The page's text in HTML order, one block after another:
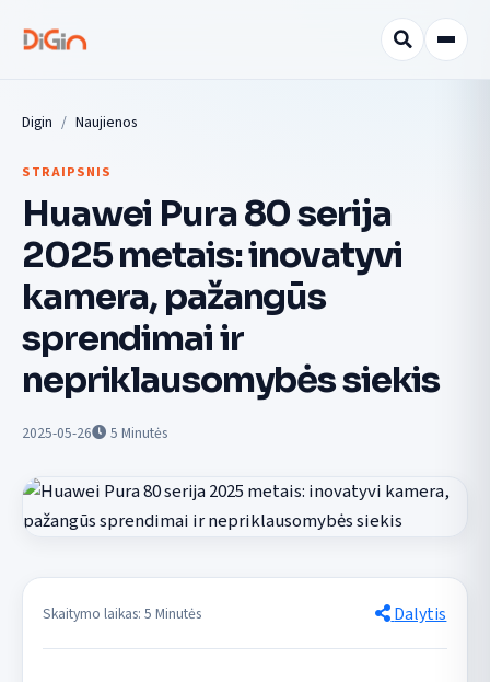
Digin Naujienos
STRAIPSNIS
Huawei Pura 80 serija
2025 metais: inovatyvi
kamera, pažangūs
sprendimai ir
nepriklausomybės siekis
2025-05-26 5 Minutės
Skaitymo laikas: 5 Minutės Dalytis